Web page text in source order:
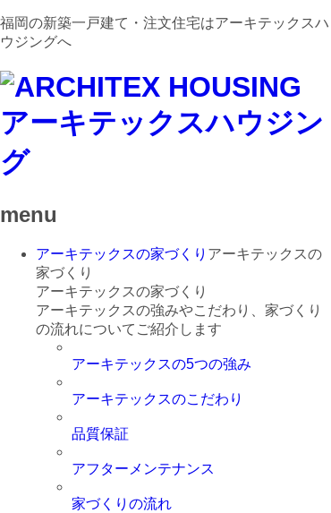
福岡の新築一戸建て・注文住宅はアーキテックスハ
ウジングへ
menu
アーキテックスの家づくり アーキテックスの
家づくり
アーキテックスの家づくり
アーキテックスの強みやこだわり、家づくり
の流れについてご紹介します
アーキテックスの5つの強み
アーキテックスのこだわり
品質保証
アフターメンテナンス
家づくりの流れ